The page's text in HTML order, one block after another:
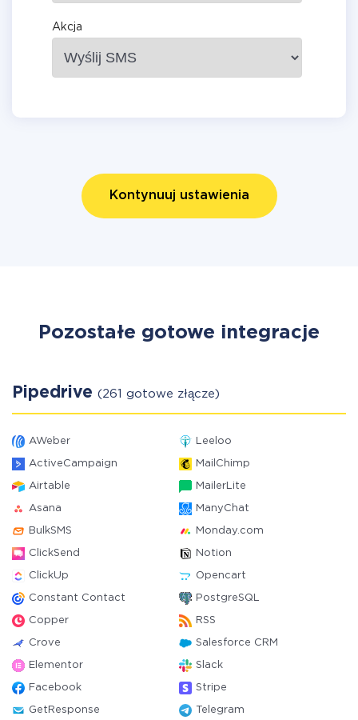
Akcja
Kontynuuj ustawienia
Pozostałe gotowe integracje
Pipedrive (261 gotowe złącze)
AWeber Leeloo
ActiveCampaign MailChimp
Airtable MailerLite
Asana ManyChat
BulkSMS Monday.com
ClickSend Notion
ClickUp Opencart
Constant Contact PostgreSQL
Copper RSS
Crove Salesforce CRM
Elementor Slack
Facebook Stripe
GetResponse Telegram